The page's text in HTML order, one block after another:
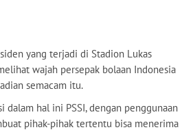
yang terjadi di Stadion Lukas
wajah persepak bolaan Indonesia
semacam itu.
hal ini PSSI, dengan penggunaan
pihak-pihak tertentu bisa menerima